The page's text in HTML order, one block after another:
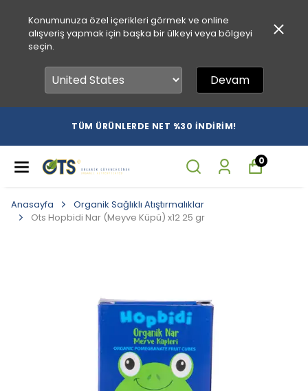
Konumunuza özel içerikleri görmek ve online
alışveriş yapmak için başka bir ülkeyi veya bölgeyi
seçin.
Devam
TÜM ÜRÜNLERDE NET %30 İNDİRİM!
0
Anasayfa
Organik Sağlıklı Atıştırmalıklar
Ots Hopbidi Nar (Meyve Küpü) x12 25 gr